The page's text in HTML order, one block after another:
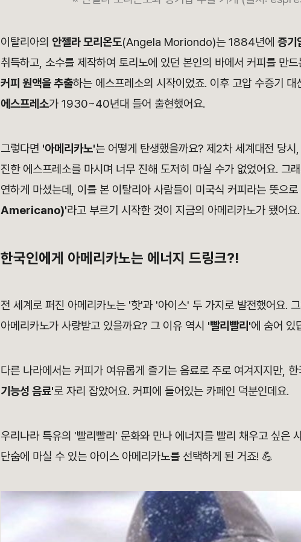
이탈리아의 안젤라 모리온도(Angela Moriondo)는 1884년에 증기
취득하고, 소수를 제작하여 토리노에 있던 본인의 바에서 커피를 만드
커피 원액을 추출하는 에스프레소의 시작이었죠. 이후 고압 수증기 대
에스프레소가 1930~40년대 들어 출현했어요.
그렇다면 '아메리카노'는 어떻게 탄생했을까요? 제2차 세계대전 당시
진한 에스프레소를 마시며 너무 진해 도저히 마실 수가 없었어요. 그래
연하게 마셨는데, 이를 본 이탈리아 사람들이 미국식 커피라는 뜻으로
Americano)'라고 부르기 시작한 것이 지금의 아메리카노가 됐어요.
한국인에게 아메리카노는 에너지 드링크?!
전 세계로 퍼진 아메리카노는 '핫'과 '아이스' 두 가지로 발전했어요.
아메리카노가 사랑받고 있을까요? 그 이유 역시 '빨리빨리'에 숨어 있
다른 나라에서는 커피가 여유롭게 즐기는 음료로 주로 여겨지지만, 한
기능성 음료'로 자리 잡았어요. 커피에 들어있는 카페인 덕분인데요.
우리나라 특유의 '빨리빨리' 문화와 만나 에너지를 빨리 채우고 싶은
단숨에 마실 수 있는 아이스 아메리카노를 선택하게 된 거죠! 💪